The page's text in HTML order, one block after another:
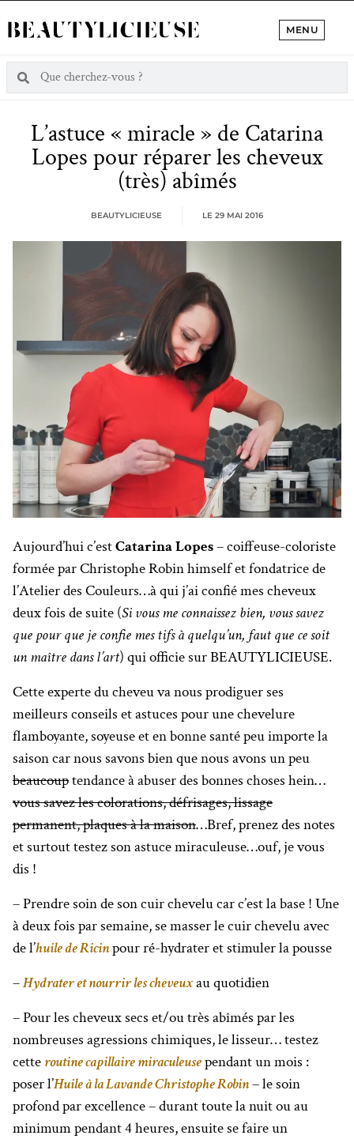
MENU
L’astuce « miracle » de Catarina
Lopes pour réparer les cheveux
(très) abîmés
BEAUTYLICIEUSE LE 29 MAI 2016
Aujourd’hui c’estCatarina Lopes– coiffeuse-coloriste
formée par Christophe Robin himself et fondatrice de
l’Atelier des Couleurs…à qui j’ai confié mes cheveux
deux fois de suite (Si vous me connaissez bien, vous savez
que pour que je confie mes tifs à quelqu’un, faut que ce soit
un maître dans l’art) qui officie sur BEAUTYLICIEUSE.
Cette experte du cheveu va nous prodiguer ses
meilleurs conseils et astuces pour une chevelure
flamboyante, soyeuse et en bonne santé peu importe la
saison car nous savons bien que nous avons un peu
beaucouptendance à abuser des bonnes choses hein…
vous savez les colorations, défrisages, lissage
permanent, plaques à la maison…Bref, prenez des notes
et surtout testez son astuce miraculeuse…ouf, je vous
dis !
– Prendre soin de son cuir chevelu car c’est la base ! Une
à deux fois par semaine, se masser le cuir chevelu avec
de l’huile de Ricinpour ré-hydrater et stimuler la pousse
–Hydrater et nourrir les cheveuxau quotidien
– Pour les cheveux secs et/ou très abîmés par les
nombreuses agressions chimiques, le lisseur… testez
cette routine capillaire miraculeusependant un mois :
poser l’Huile à la Lavande Christophe Robin– le soin
profond par excellence – durant toute la nuit ou au
minimum pendant 4 heures, ensuite se faire un